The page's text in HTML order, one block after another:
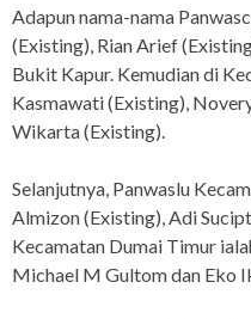
Adapun nama-nama
(Existing), Rian Arief
Bukit Kapur. Kemudian di
Kasmawati (Existing),
Wikarta (Existing).
Selanjutnya, Panwaslu
Almizon (Existing), Adi
Kecamatan Dumai Timur
Michael M Gultom dan Eko